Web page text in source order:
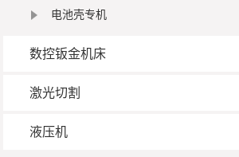
电池壳专机
数控钣金机床
激光切割
液压机